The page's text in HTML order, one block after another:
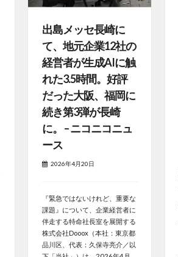
出島メッセ長崎に
て、地元企業12社の
経営者が生成AIに触
れた3.5時間。好評
だった大阪、福岡に
続き第3弾が長崎
に。 – ニコニコニュ
ース
2026年4月20日
『緊急ではないけれど、重要な
課題』について、企業経営者に
伴走する特命社長室を展開する
株式会社Dooox（本社：東京都
品川区、代表：久保寺亮介／以